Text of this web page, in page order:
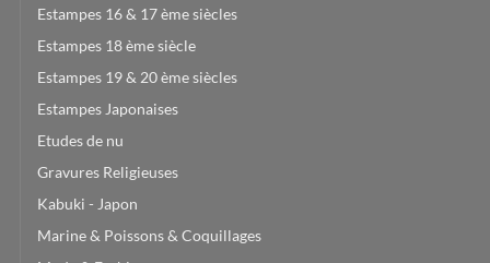
Estampes 16 & 17 ème siècles
Estampes 18 ème siècle
Estampes 19 & 20 ème siècles
Estampes Japonaises
Etudes de nu
Gravures Religieuses
Kabuki - Japon
Marine & Poissons & Coquillages